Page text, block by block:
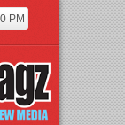
PM